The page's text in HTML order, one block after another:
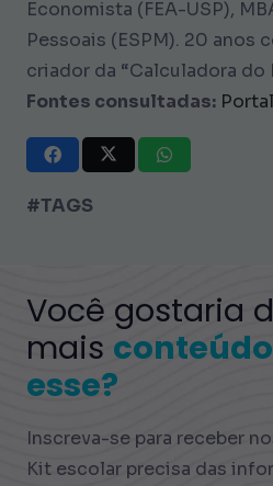
Economista (FEA-USP),
Pessoais (ESPM). 20 anos
criador da “Calculadora do
Fontes consultadas:
#TAGS
Você gostaria
mais
esse?
Inscreva-se para receber
Kit escolar precisa das